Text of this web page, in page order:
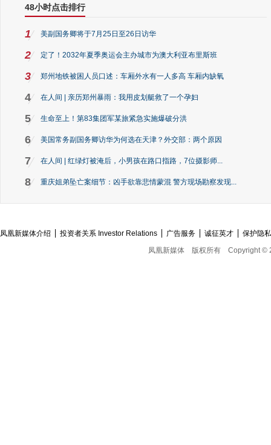
48小时点击排行
1 美副国务卿将于7月25日至26日访华
2 定了！2032年夏季奥运会主办城市为澳大利亚布里斯班
3 郑州地铁被困人员口述：车厢外水有一人多高 车厢内缺氧
4 在人间 | 亲历郑州暴雨：我用皮划艇救了一个孕妇
5 生命至上！第83集团军某旅紧急实施爆破分洪
6 美国常务副国务卿访华为何选在天津？外交部：两个原因
7 在人间 | 红绿灯被淹后，小男孩在路口指路，7位摄影师...
8 重庆姐弟坠亡案细节：凶手欲靠悲情蒙混 警方现场勘察发现...
凤凰新媒体介绍 投资者关系 Investor Relations 广告服务 诚征英才
保护隐
凤凰新媒体
版权所有 Copyright ©